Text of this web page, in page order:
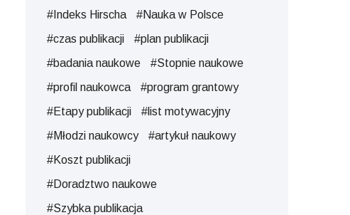
#Indeks Hirscha
#Nauka w Polsce
#czas publikacji
#plan publikacji
#badania naukowe
#Stopnie naukowe
#profil naukowca
#program grantowy
#Etapy publikacji
#list motywacyjny
#Młodzi naukowcy
#artykuł naukowy
#Koszt publikacji
#Doradztwo naukowe
#Szybka publikacja